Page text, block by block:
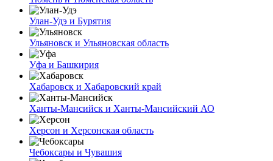
Улан-Удэ и Бурятия
Ульяновск и Ульяновская область
Уфа и Башкирия
Хабаровск и Хабаровский край
Ханты-Мансийск и Ханты-Мансийский АО
Херсон и Херсонская область
Чебоксары и Чувашия